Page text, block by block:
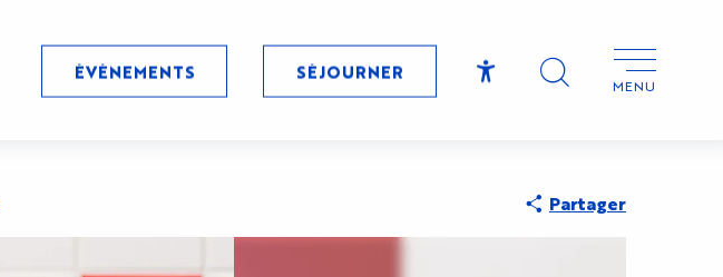
ÉVÉNEMENTS SÉJOURNER
AccessibilitéMENU
Partager